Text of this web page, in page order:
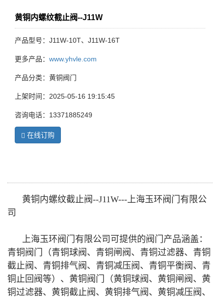
黄铜内螺纹截止阀--J11W
产品型号：J11W-10T、J11W-16T
更多产品： www.yhvle.com
产品分类：黄铜阀门
上架时间：2025-05-16 19:15:45
咨询电话：13371885249
在线订购
黄铜内螺纹截止阀--J11W---上海玉环阀门有限公
司
上海玉环阀门有限公司可提供的阀门产品涵盖：
青铜阀门（青铜球阀、青铜闸阀、青铜过滤器、青铜
截止阀、青铜排气阀、青铜减压阀、青铜平衡阀、青
铜止回阀等）、黄铜阀门（黄铜球阀、黄铜闸阀、黄
铜过滤器、黄铜截止阀、黄铜排气阀、黄铜减压阀、